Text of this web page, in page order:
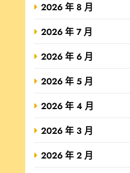
2026 年 8 月
2026 年 7 月
2026 年 6 月
2026 年 5 月
2026 年 4 月
2026 年 3 月
2026 年 2 月